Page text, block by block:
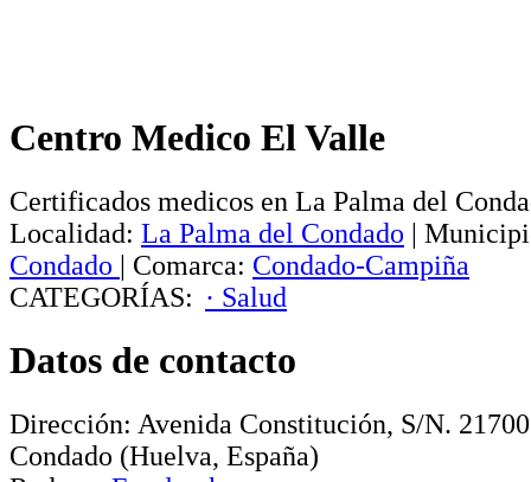
Centro Medico El Valle
Certificados medicos en La Palma del
Localidad: La Palma del Condado |
Condado | Comarca: Condado-Campiña
CATEGORÍAS: · Salud
Datos de contacto
Dirección: Avenida Constitución, S/N. 21700
Condado (Huelva, España)